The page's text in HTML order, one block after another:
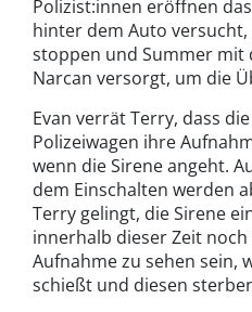
Polizist:innen eröffnen
hinter dem Auto versucht,
stoppen und Summer mit
Narcan versorgt, um die
Evan verrät Terry, dass
Polizeiwagen ihre
wenn die Sirene angeht.
dem Einschalten werden
Terry gelingt, die Sirene
innerhalb dieser Zeit
Aufnahme zu sehen sein,
schießt und diesen